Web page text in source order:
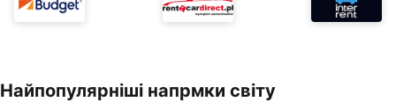
Найпопулярніші напрмки світу